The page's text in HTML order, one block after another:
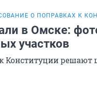
О ПОПРАВКАХ К
в Омске:
участков
Конституции решают